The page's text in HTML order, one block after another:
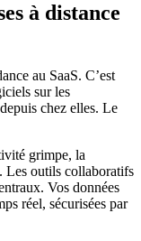
à distance
au SaaS. C’est
sur les
chez elles. Le
grimpe, la
Les outils collaboratifs
Vos données
réel, sécurisées par